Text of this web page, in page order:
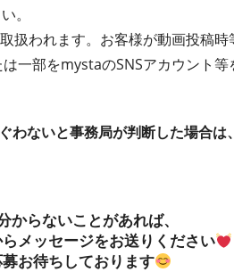
。
扱われます。お客様が動画投稿
一部をmystaのSNSアカウント
ないと事務局が判断した場合は
からないことがあれば、
メッセージをお送りください
お待ちしております